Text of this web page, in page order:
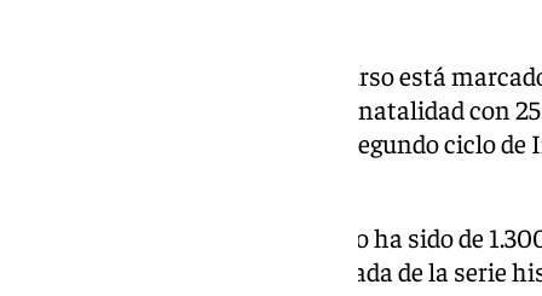
Han indicado que este nuevo curso está
alumnado debido a la bajada de natalidad con
Andalucía entre las etapas del segundo ciclo
En el caso de Málaga el descenso ha sido de
educativas, siendo la mayor bajada de la serie